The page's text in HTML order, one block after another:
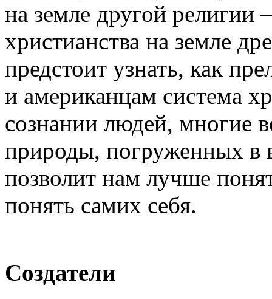
на земле другой религии
христианства на земле
предстоит узнать, как
и американцам система
сознании людей, многие
природы, погруженных в
позволит нам лучше
понять самих себя.
Создатели